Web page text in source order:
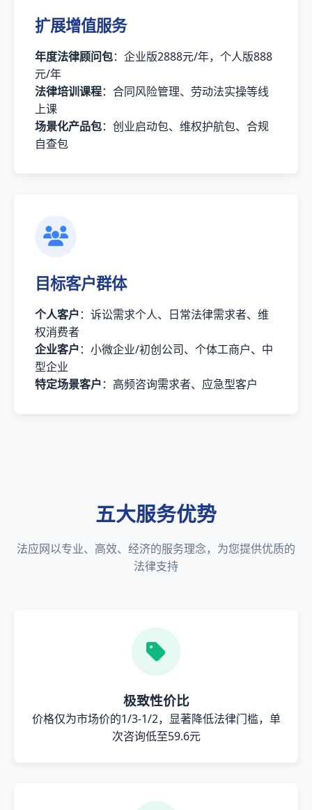
扩展增值服务
年度法律顾问包：企业版2888元/年，个人版888
元/年
法律培训课程：合同风险管理、劳动法实操等线
上课
场景化产品包：创业启动包、维权护航包、合规
自查包
目标客户群体
个人客户：诉讼需求个人、日常法律需求者、维
权消费者
企业客户：小微企业/初创公司、个体工商户、中
型企业
特定场景客户：高频咨询需求者、应急型客户
五大服务优势
法应网以专业、高效、经济的服务理念，为您提供优质的
法律支持
极致性价比
价格仅为市场价的1/3-1/2，显著降低法律门槛，单
次咨询低至59.6元